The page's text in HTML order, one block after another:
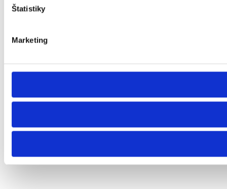
Štatistiky
Marketing